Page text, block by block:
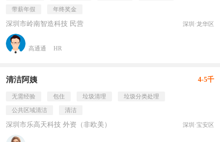
带薪年假
年终奖金
深圳市岭南智造科技 民营 深圳·龙华区
高通通 HR
清洁阿姨 4-5千
无需经验 包住 垃圾清理
垃圾分类处理
公共区域清洁
清洁
深圳市乐高天科技 外资（非欧美） 深圳·宝安区